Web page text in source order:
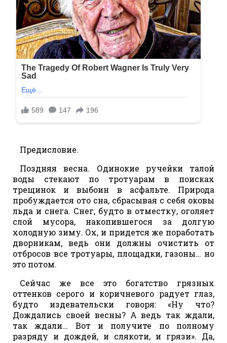
Предисловие.
Поздняя весна. Одинокие ручейки талой
воды стекают по тротуарам в поисках
трещинок и выбоин в асфальте. Природа
пробуждается ото сна, сбрасывая с себя оковы
льда и снега. Снег, будто в отместку, оголяет
слой мусора, накопившегося за долгую
холодную зиму. Ох, и придется же поработать
дворникам, ведь они должны очистить от
отбросов все тротуары, площадки, газоны… но
это потом.
Сейчас же все это богатство грязных
оттенков серого и коричневого радует глаз,
будто издевательски говоря: «Ну что?
Дождались своей весны? А ведь так ждали,
так ждали… Вот и получите по полному
разряду и дождей, и слякоти, и грязи». Да,